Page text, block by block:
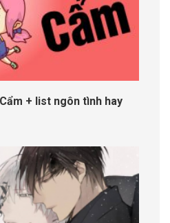
+ list ngôn tình hay